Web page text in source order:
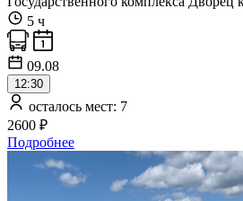
5 ч
09.08
12:30
осталось мест: 7
2600 ₽
Подробнее